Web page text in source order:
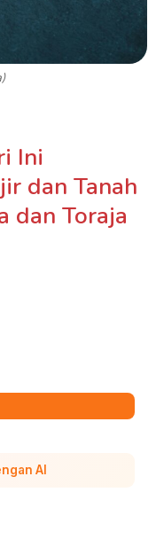
Ini
dan Tanah
dan Toraja
AI